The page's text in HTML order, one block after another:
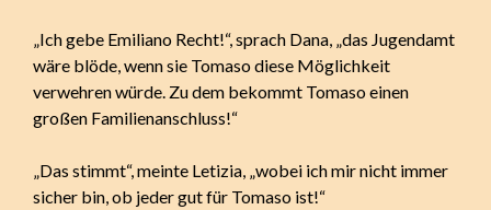
„Ich gebe Emiliano Recht!“, sprach Dana, „das Jugendamt
wäre blöde, wenn sie Tomaso diese Möglichkeit
verwehren würde. Zu dem bekommt Tomaso einen
großen Familienanschluss!“
„Das stimmt“, meinte Letizia, „wobei ich mir nicht immer
sicher bin, ob jeder gut für Tomaso ist!“